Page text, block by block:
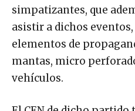
simpatizantes, que
asistir a dichos
elementos de
mantas, micro
vehículos.